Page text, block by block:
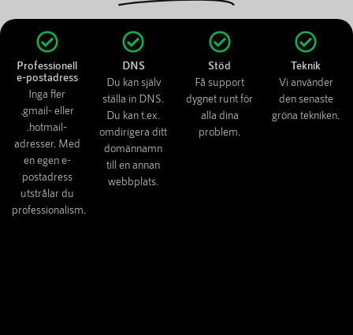
Professionell
e-postadress
Inga fler
.gmail- eller
.hotmail-
adresser. Med
en egen e-
postadress
utstrålar du
professionalism.
DNS
Du kan själv
ställa in DNS.
Du kan t.ex.
omdirigera ditt
domännamn
till en annan
webbplats.
Stöd
Få support
dygnet runt för
alla dina
problem.
Teknik
Vi använder
den senaste
gröna tekniken.